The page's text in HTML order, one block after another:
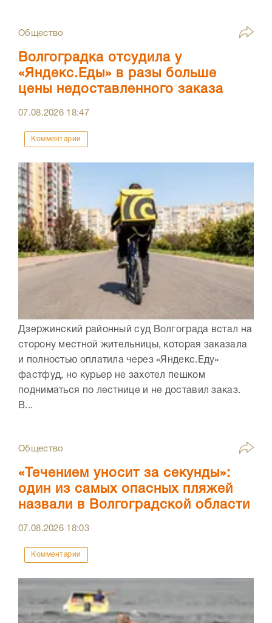
Общество
Волгоградка отсудила у
«Яндекс.Еды» в разы больше
цены недоставленного заказа
07.08.2026 18:47
Комментарии
Дзержинский районный суд Волгограда встал на
сторону местной жительницы, которая заказала
и полностью оплатила через «Яндекс.Еду»
фастфуд, но курьер не захотел пешком
подниматься по лестнице и не доставил заказ.
В...
Общество
«Течением уносит за секунды»:
один из самых опасных пляжей
назвали в Волгоградской области
07.08.2026 18:03
Комментарии